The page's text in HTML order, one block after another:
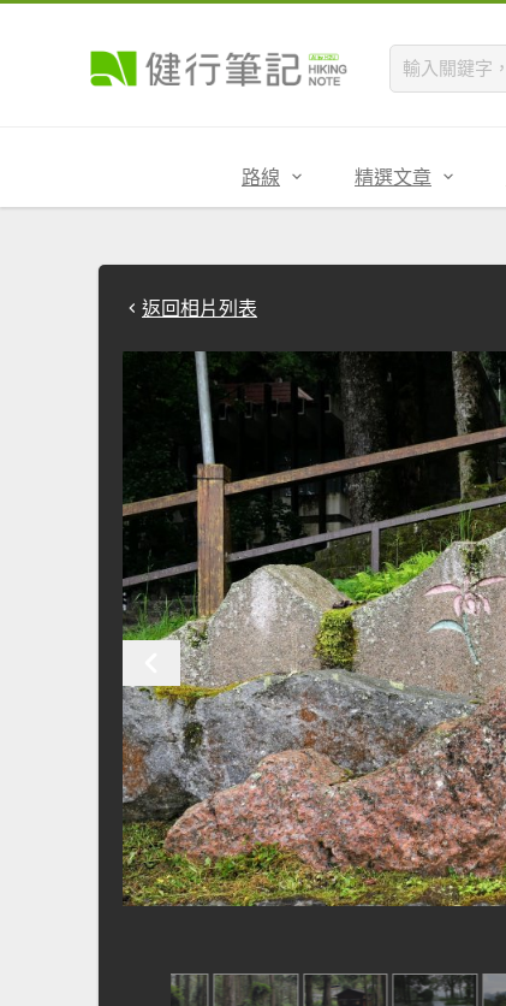
路線 精選文章
返回相片列表